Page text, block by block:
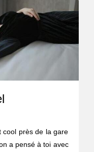
cool près de la gare
a pensé à toi avec